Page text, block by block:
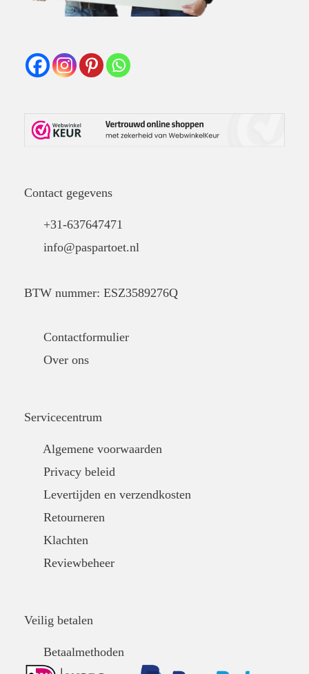
Contact gegevens
+31-637647471
info@paspartoet.nl
BTW nummer: ESZ3589276Q
Contactformulier
Over ons
Servicecentrum
Algemene voorwaarden
Privacy beleid
Levertijden en verzendkosten
Retourneren
Klachten
Reviewbeheer
Veilig betalen
Betaalmethoden